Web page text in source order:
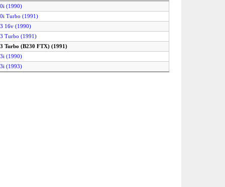
(1990)
Turbo (1991)
16v (1990)
Turbo (1991)
Turbo (B230 FTX) (1991)
(1990)
(1993)